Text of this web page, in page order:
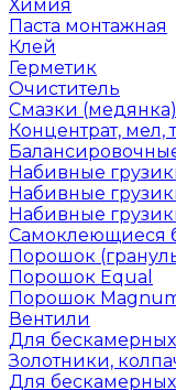
Химия
Паста монтажная
Клей
Герметик
Очиститель
Смазки (медянка)
Концентрат, мел,
Набивные
Набивные
Набивные
Самоклеющиеся
Порошок
Порошок Equal
Порошок
Вентили
Для бескамерных
Золотники,
Для